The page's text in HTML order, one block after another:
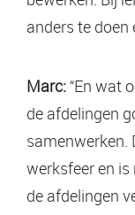
anders te doen
Marc:“En wat
de afdelingen
samenwerken.
werksfeer en
de afdelingen